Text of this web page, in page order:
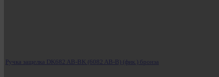
Ручка защелка DK682 AB-BK (6082 AB-B) (фик.) бронза